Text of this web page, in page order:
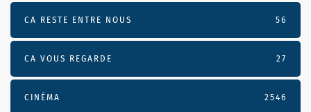
CA RESTE ENTRE NOUS 56
CA VOUS REGARDE 27
CINÉMA 2546